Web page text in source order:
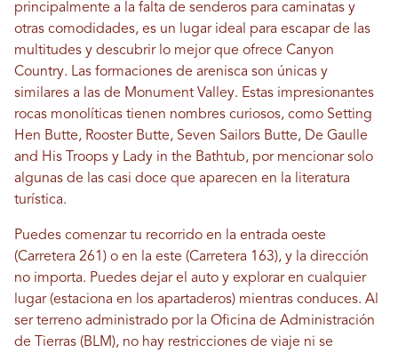
principalmente a la falta de senderos para caminatas y
otras comodidades, es un lugar ideal para escapar de las
multitudes y descubrir lo mejor que ofrece Canyon
Country. Las formaciones de arenisca son únicas y
similares a las de Monument Valley. Estas impresionantes
rocas monolíticas tienen nombres curiosos, como Setting
Hen Butte, Rooster Butte, Seven Sailors Butte, De Gaulle
and His Troops y Lady in the Bathtub, por mencionar solo
algunas de las casi doce que aparecen en la literatura
turística.
Puedes comenzar tu recorrido en la entrada oeste
(Carretera 261) o en la este (Carretera 163), y la dirección
no importa. Puedes dejar el auto y explorar en cualquier
lugar (estaciona en los apartaderos) mientras conduces. Al
ser terreno administrado por la Oficina de Administración
de Tierras (BLM), no hay restricciones de viaje ni se